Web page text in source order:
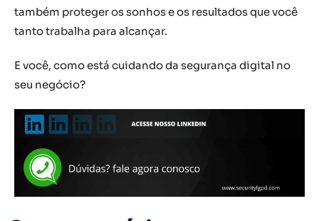
também proteger os sonhos e os resultados que você
tanto trabalha para alcançar.
E você, como está cuidando da segurança digital no
seu negócio?